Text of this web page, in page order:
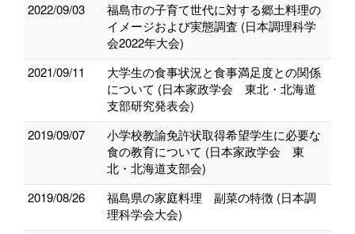
2022/09/03
福島市の子育て世代に対する郷土料理の
イメージおよび実態調査 (日本調理科学
会2022年大会)
2021/09/11
大学生の食事状況と食事満足度との関係
について (日本家政学会 東北・北海道
支部研究発表会)
2019/09/07
小学校教諭免許状取得希望学生に必要な
食の教育について (日本家政学会 東
北・北海道支部会)
2019/08/26
福島県の家庭料理 副菜の特徴 (日本調
理科学会大会)